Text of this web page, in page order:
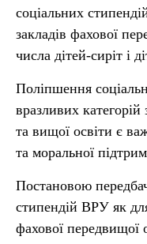
соціальних
закладів фахової
числа дітей-сиріт і
Поліпшення
вразливих
та вищої освіти є
та моральної
Постановою
стипендій ВРУ як
фахової передвищої